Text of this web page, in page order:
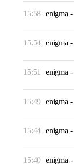
15:58 enigma -
15:54 enigma -
15:51 enigma -
15:49 enigma -
15:44 enigma -
15:40 enigma -